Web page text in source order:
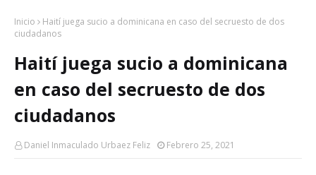
Inicio
Haití juega sucio a dominicana en caso del secruesto de dos
ciudadanos
Haití juega sucio a dominicana
en caso del secruesto de dos
ciudadanos
Daniel Inmaculado Urbaez Feliz Febrero 25, 2021